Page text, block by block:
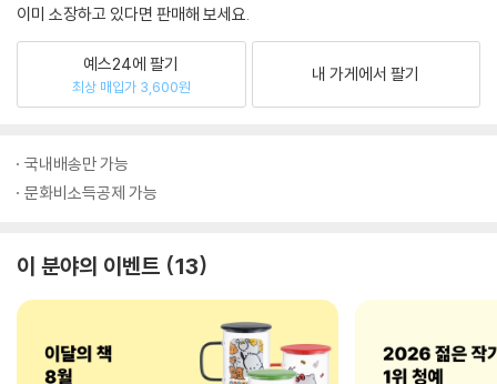
이미 소장하고 있다면 판매해 보세요.
예스24에 팔기
최상 매입가 3,600원
내 가게에서 팔기
국내배송만 가능
문화비소득공제 가능
이 분야의 이벤트 13